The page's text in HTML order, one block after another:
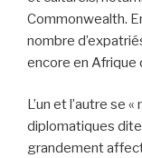
Commonwealth.
nombre
encore en Afrique
L’un et l’autre se
diplomatiques
grandement